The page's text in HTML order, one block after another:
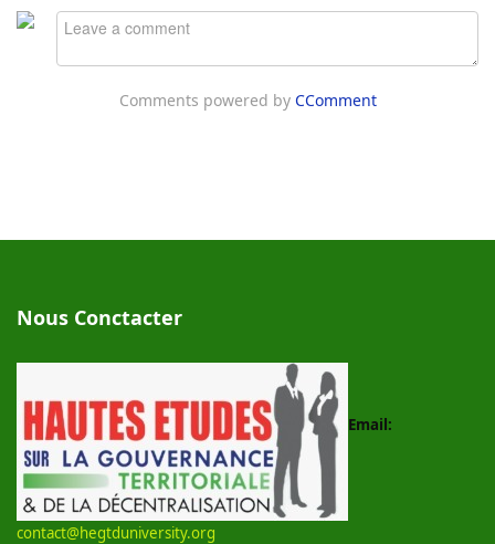
Comments powered by CComment
Nous Conctacter
Email:
contact@hegtduniversity.org